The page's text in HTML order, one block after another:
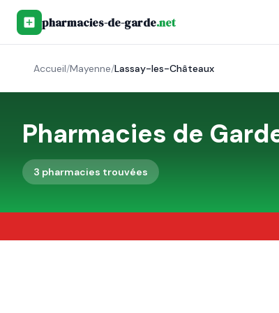
pharmacies-de-garde.net
Accueil/Mayenne/Lassay-les-Châteaux
Pharmacies de
3 pharmacies trouvées